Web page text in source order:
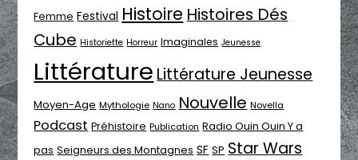
Femme Festival Histoire Histoires Dés
Cube Historiette Horreur Imaginales Jeunesse
Littérature Littérature Jeunesse
Moyen-Age Mythologie Nano Nouvelle Novella
Podcast Préhistoire Publication Radio Ouin Ouin Y a
pas Seigneurs des Montagnes SF SP Star Wars